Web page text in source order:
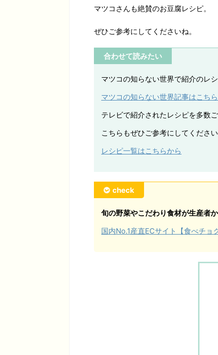
マツコさんも絶賛のお豆腐レシピ。
ぜひご参考にしてくださいね。
合わせて読みたい
マツコの知らない世界で紹介のレ
マツコの知らない世界記事はこちら
テレビで紹介されたレシピを多数
こちらもぜひご参考にしてくださ
レシピ一覧はこちらから
check
旬の野菜やこだわり食材が生産者
国内No.1産直ECサイト【食べチ